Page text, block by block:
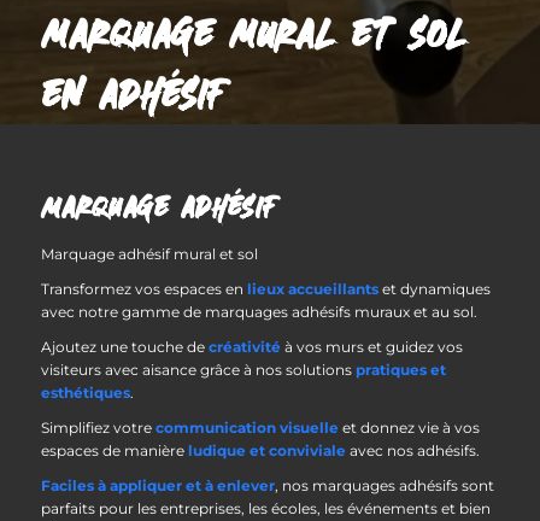
MARQUAGE MURAL ET SOL
EN ADHÉSIF
MARQUAGE ADHÉSIF
Marquage adhésif mural et sol
Transformez vos espaces en lieux accueillantset dynamiques
avec notre gamme de marquages adhésifs muraux et au sol.
Ajoutez une touche de créativitéà vos murs et guidez vos
visiteurs avec aisance grâce à nos solutions pratiques et
esthétiques.
Simplifiez votre communication visuelleet donnez vie à vos
espaces de manière ludique et convivialeavec nos adhésifs.
Faciles à appliquer et à enlever, nos marquages adhésifs sont
parfaits pour les entreprises, les écoles, les événements et bien